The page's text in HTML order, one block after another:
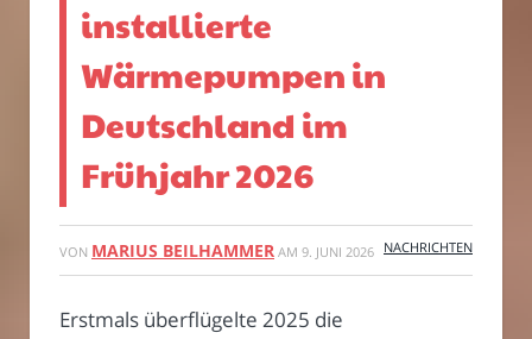
installierte
Wärmepumpen in
Deutschland im
Frühjahr 2026
VON MARIUS BEILHAMMER AM 9. JUNI 2026 NACHRICHTEN
Erstmals überflügelte 2025 die